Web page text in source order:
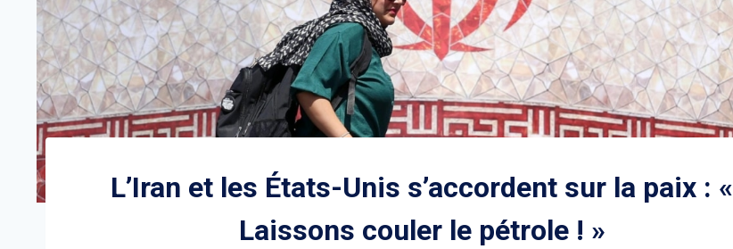
L’Iran et les États-Unis s’accordent sur la paix : «
Laissons couler le pétrole ! »